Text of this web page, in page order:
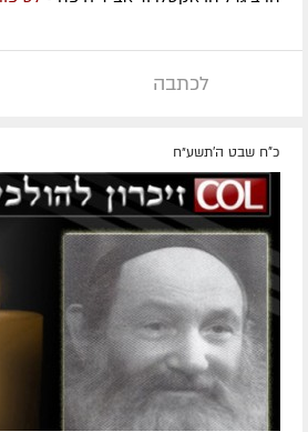
לכתבה
כ"ח שבט ה׳תשע״ח